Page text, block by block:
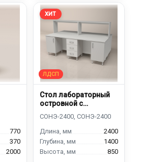
770
370
2000
ХИТ
Стол лабораторный
островной с
2400
1400
850